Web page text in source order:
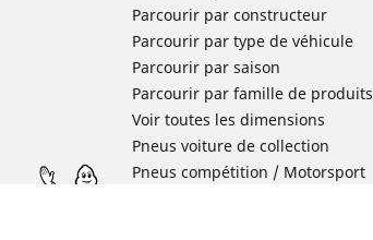
Parcourir par constructeur
Parcourir par type de véhicule
Parcourir par saison
Parcourir par famille de produits
Voir toutes les dimensions
Pneus voiture de collection
Pneus compétition / Motorsport